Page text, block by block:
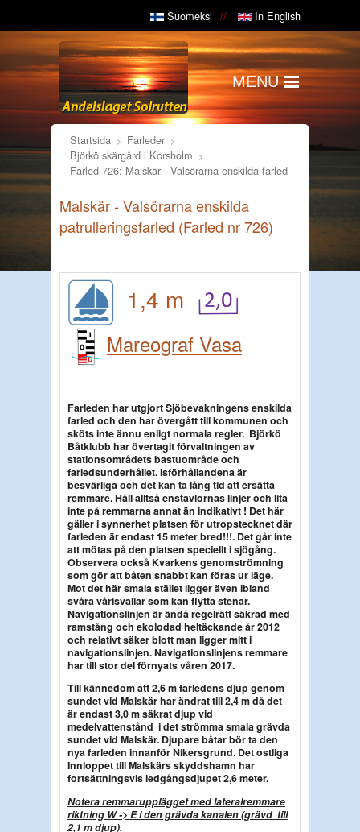
Suomeksi In English
MENU
Startsida
Farleder
Björkö skärgård i Korsholm
Farled 726: Malskär - Valsörarna enskilda farled
Malskär - Valsörarna enskilda
patrulleringsfarled (Farled nr 726)
1,4 m
Mareograf Vasa
Farleden har utgjort Sjöbevakningens enskilda
farled och den har övergått till kommunen och
sköts inte ännu enligt normala regler. Björkö
Båtklubb har övertagit förvaltningen av
stationsområdets bastuområde och
farledsunderhållet. Isförhållandena är
besvärliga och det kan ta lång tid att ersätta
remmare. Håll alltså enstavlornas linjer och lita
inte på remmarna annat än indikativt ! Det här
gäller i synnerhet platsen för utropstecknet där
farleden är endast 15 meter bred!!!. Det går inte
att mötas på den platsen speciellt i sjögång.
Observera också Kvarkens genomströmning
som gör att båten snabbt kan föras ur läge.
Mot det här smala stället ligger även ibland
svåra vårisvallar som kan flytta stenar.
Navigationslinjen är ändå regelrätt säkrad med
ramstång och ekolodad heltäckande år 2012
och relativt säker blott man ligger mitt i
navigationslinjen. Navigationslinjens remmare
har till stor del förnyats våren 2017.
Till kännedom att 2,6 m farledens djup genom
sundet vid Malskär har ändrat till 2,4 m då det
är endast 3,0 m säkrat djup vid
medelvattenstånd i det strömma smala grävda
sundet vid Malskär. Djupare båtar bör ta den
nya farleden innanför Nikersgrund.Det ostliga
Innloppet till Malskärs skyddshamn har
fortsättningsvis ledgångsdjupet 2,6 meter.
Notera remmarupplägget med lateralremmare
riktning W -> E i den grävda kanalen (grävd till
2,1 m djup).